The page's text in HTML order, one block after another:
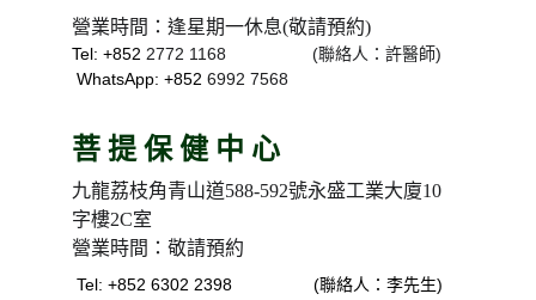
Tel: +852 2772 1168                  (聯絡人：許醫師)
營業時間：逢星期一休息(敬請預約)
WhatsApp: +852 6992 7568
九龍荔枝角青山道588-592號永盛工業大廈10
字樓2C室
菩 提 保 健 中 心
Tel: +852 6302 2398                 (聯絡人：李先生)
營業時間：敬請預約